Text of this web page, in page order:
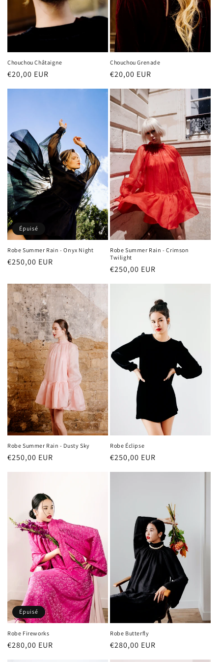
Chouchou Châtaigne
Prix
€20,00 EUR
Chouchou Grenade
Prix
€20,00 EUR
Épuisé
Robe Summer Rain - Onyx Night
Prix
€250,00 EUR
Robe Summer Rain - Crimson
Twilight
Prix
habituel
€250,00 EUR
Robe Summer Rain - Dusty Sky
Prix
€250,00 EUR
Robe Éclipse
Prix
€250,00 EUR
Épuisé
Robe Fireworks
Prix
€280,00 EUR
Robe Butterfly
Prix
habituel
€280,00 EUR